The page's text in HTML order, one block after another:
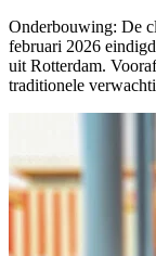
Onderbouwing: De
februari 2026
uit Rotterdam.
traditionele